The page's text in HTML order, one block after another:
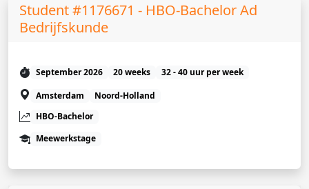
Student #1176671 - HBO-Bachelor Ad
Bedrijfskunde
September 2026 20 weeks
32 - 40 uur per week
Amsterdam
Noord-Holland
HBO-Bachelor
Meewerkstage